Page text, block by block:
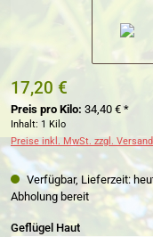
17,20 €
Preis pro Kilo: 34,40 € *
Inhalt: 1 Kilo
Preise inkl. MwSt. zzgl.
Verfügbar, Lieferzeit:
Abholung bereit
Geflügel Hautauswählen